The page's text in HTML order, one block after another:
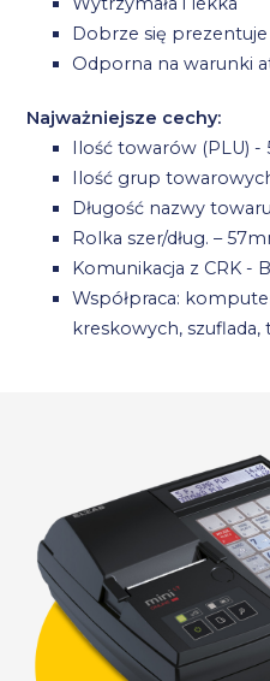
Dobrze się prezentuje
Odporna na warunki
Najważniejsze cechy:
Ilość towarów (PLU) -
Ilość grup
Długość nazwy
Rolka szer/dług. –
Komunikacja z CRK -
Współpraca:
kreskowych, szuflada,